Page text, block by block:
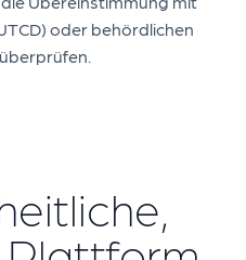
oder behördlichen